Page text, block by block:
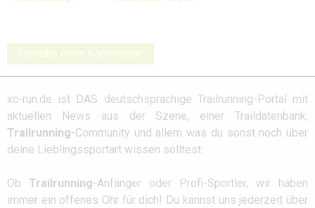
Schreibe einen Kommentar
xc-run.de ist DAS deutschsprachige Trailrunning-Portal mit
aktuellen News aus der Szene, einer Traildatenbank,
Trailrunning-Community und allem was du sonst noch über
deine Lieblingssportart wissen solltest.
Ob Trailrunning-Anfänger oder Profi-Sportler, wir haben
immer ein offenes Ohr für dich! Du kannst uns jederzeit über